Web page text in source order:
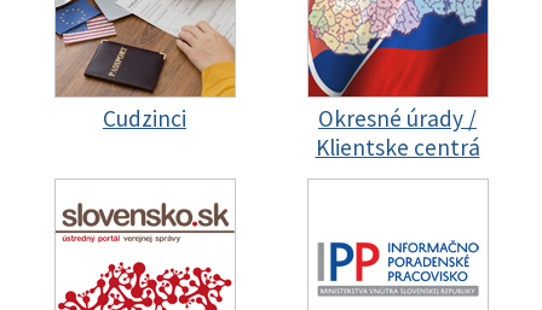
Cudzinci
Okresné úrady /
Klientske centrá